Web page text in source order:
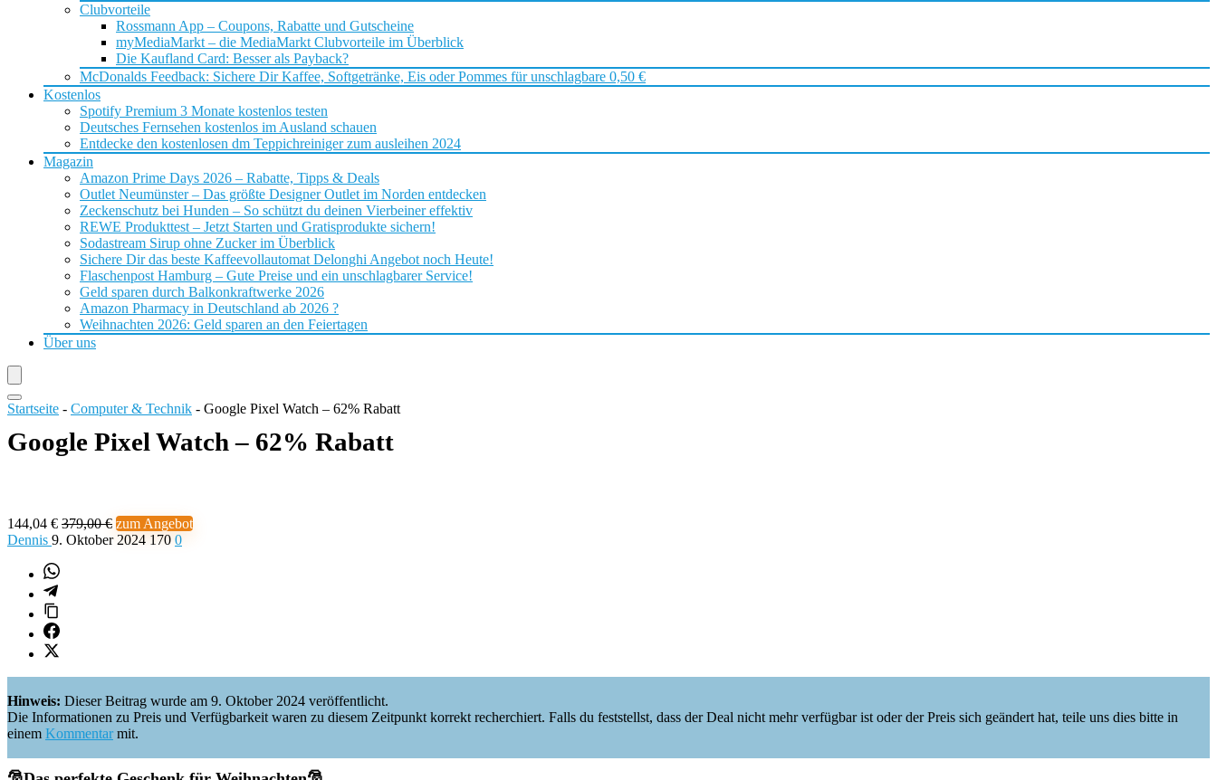
Clubvorteile
Rossmann App – Coupons, Rabatte und Gutscheine
myMediaMarkt – die MediaMarkt Clubvorteile im Überblick
Die Kaufland Card: Besser als Payback?
McDonalds Feedback: Sichere Dir Kaffee, Softgetränke, Eis oder Pommes für unschlagbare 0,50 €
Kostenlos
Spotify Premium 3 Monate kostenlos testen
Deutsches Fernsehen kostenlos im Ausland schauen
Entdecke den kostenlosen dm Teppichreiniger zum ausleihen 2024
Magazin
Amazon Prime Days 2026 – Rabatte, Tipps & Deals
Outlet Neumünster – Das größte Designer Outlet im Norden entdecken
Zeckenschutz bei Hunden – So schützt du deinen Vierbeiner effektiv
REWE Produkttest – Jetzt Starten und Gratisprodukte sichern!
Sodastream Sirup ohne Zucker im Überblick
Sichere Dir das beste Kaffeevollautomat Delonghi Angebot noch Heute!
Flaschenpost Hamburg – Gute Preise und ein unschlagbarer Service!
Geld sparen durch Balkonkraftwerke 2026
Amazon Pharmacy in Deutschland ab 2026 ?
Weihnachten 2026: Geld sparen an den Feiertagen
Über uns
Startseite - Computer & Technik - Google Pixel Watch – 62% Rabatt
Google Pixel Watch – 62% Rabatt
144,04 € 379,00 € zum Angebot
Dennis 9. Oktober 2024 170 0
Hinweis: Dieser Beitrag wurde am 9. Oktober 2024 veröffentlicht.
Die Informationen zu Preis und Verfügbarkeit waren zu diesem Zeitpunkt korrekt recherchiert. Falls du feststellst, dass der Deal nicht mehr verfügbar ist oder der Preis sich geändert hat, teile uns dies bitte in
einem Kommentarmit.